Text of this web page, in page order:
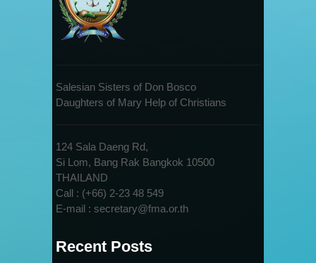
Salesian Sisters of Don Bosco
Daughters of Mary Help of Christians
124 Sala Daeng Rd,
Si Lom, Bang Rak Bangkok 10500
THAILAND
Call : (+66) 2-23 48 549
E-mail : secretary@fma.or.th
Recent Posts